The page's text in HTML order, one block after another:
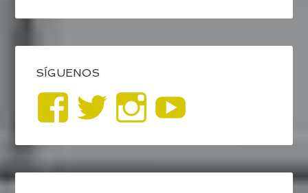
SÍGUENOS
Ver
perfil
de
Ver
perfil
de
Ver
perfil
de